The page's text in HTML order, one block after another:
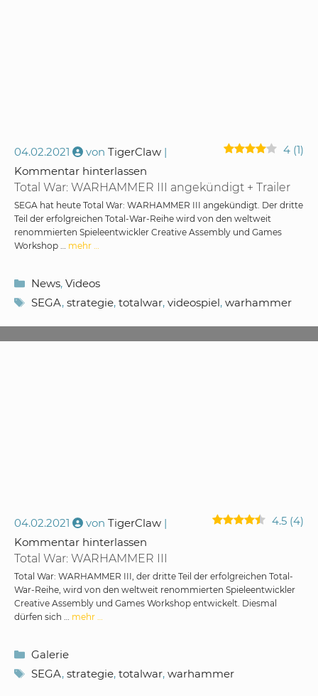
Total War: WARHAMMER III angekündigt + Trailer
04.02.2021 von TigerClaw 4 (1)
Kommentar hinterlassen
SEGA hat heute Total War: WARHAMMER III angekündigt. Der dritte
Teil der erfolgreichen Total-War-Reihe wird von den weltweit
renommierten Spieleentwickler Creative Assembly und Games
Workshop … mehr …
Kategorien
News, Videos
Schlagwörter
SEGA, strategie, totalwar, videospiel, warhammer
Total War: WARHAMMER III
04.02.2021 von TigerClaw 4.5 (4)
Kommentar hinterlassen
Total War: WARHAMMER III, der dritte Teil der erfolgreichen Total-
War-Reihe, wird von den weltweit renommierten Spieleentwickler
Creative Assembly und Games Workshop entwickelt. Diesmal
dürfen sich … mehr …
Kategorien
Galerie
Schlagwörter
SEGA, strategie, totalwar, warhammer